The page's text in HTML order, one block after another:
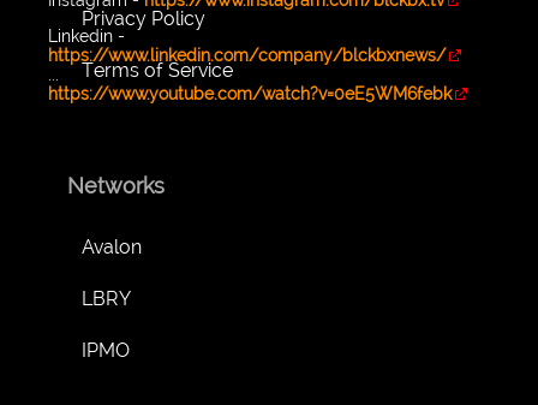
Linkedin -
https://www.linkedin.com/company/blckbxnews/
...
https://www.youtube.com/watch?v=0eE5WM6febk
Privacy Policy
Terms of Service
Networks
Avalon
LBRY
IPMO